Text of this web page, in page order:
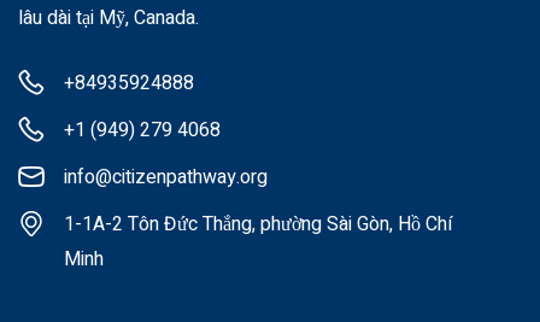
lâu dài tại Mỹ, Canada.
+84935924888
+1 (949) 279 4068
info@citizenpathway.org
1-1A-2 Tôn Đức Thắng, phường Sài Gòn, Hồ Chí
Minh